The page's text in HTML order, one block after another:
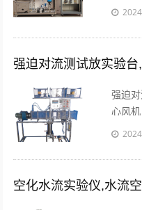
控制
板之
强迫对流测试放实验
强迫
心风
洞，
件。...
空化水流实验仪,水流